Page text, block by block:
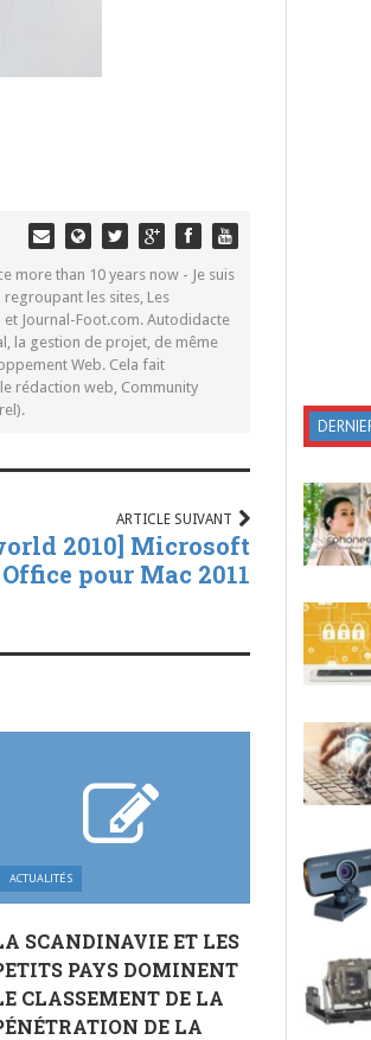
more than 10 years now - Je suis
regroupant les sites, Les
et Journal-Foot.com. Autodidacte
la gestion de projet, de même
Web. Cela fait
rédaction web, Community
ARTICLE SUIVANT
2010] Microsoft
pour Mac 2011
ACTUALITÉS
SCANDINAVIE ET LES
PAYS DOMINENT
CLASSEMENT DE LA
DE LA